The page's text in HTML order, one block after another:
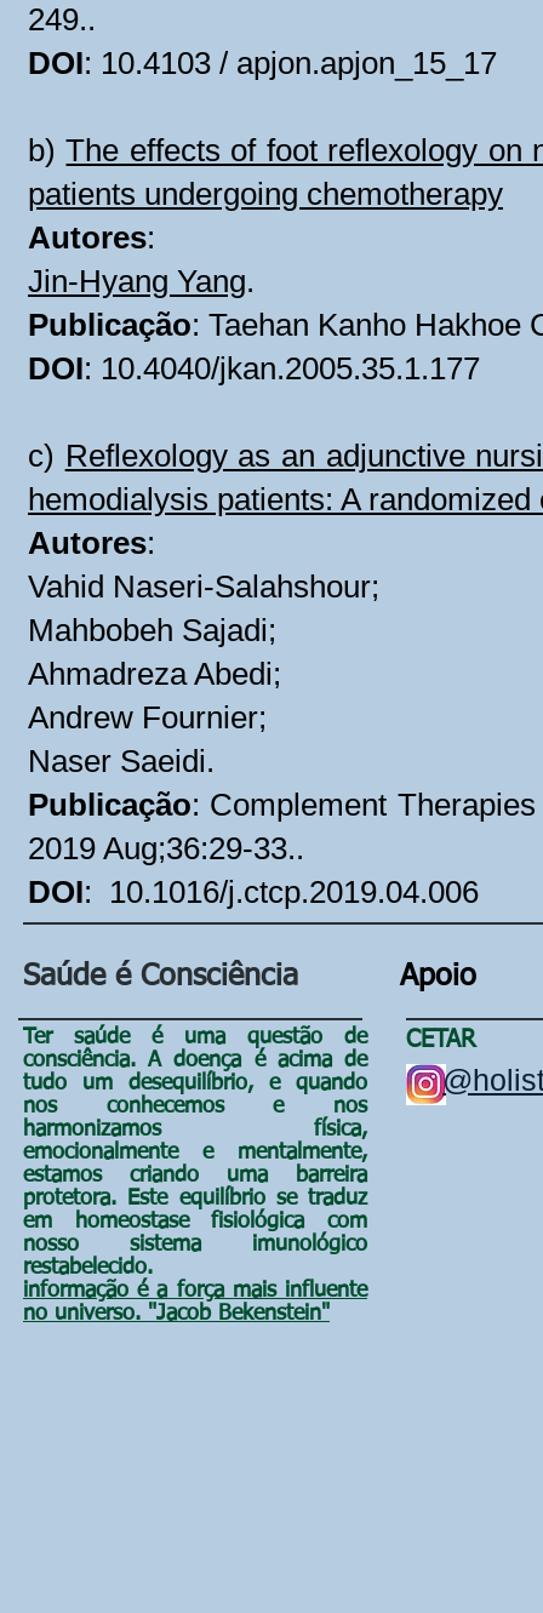
249..
DOI: 10.4103 / apjon.apjon_15_17
b)The effects of foot reflexology on
patients undergoing chemotherapy
Autores:
Jin-Hyang Yang.
Publicação: Taehan Kanho Hakhoe
DOI: 10.4040/jkan.2005.35.1.177
c) Reflexology as an adjunctive
hemodialysis patients: A
Autores:
Vahid Naseri-Salahshour;
Mahbobeh Sajadi;
Ahmadreza Abedi;
Andrew Fournier;
Naser Saeidi.
Publicação: Complement
2019 Aug;36:29-33..
DOI: 10.1016/j.ctcp.2019.04.006
Saúde é Consciência Apoio
Ter saúde é uma questão de
consciência. A doença é acima de
tudo um desequilíbrio, e quando
nos conhecemos e nos
harmonizamos física,
emocionalmente e mentalmente,
estamos criando uma barreira
protetora. Este equilíbrio se traduz
em homeostase fisiológica com
nosso sistema imunológico
restabelecido.
informação é a força mais influente
no universo. "Jacob Bekenstein"
CETAR